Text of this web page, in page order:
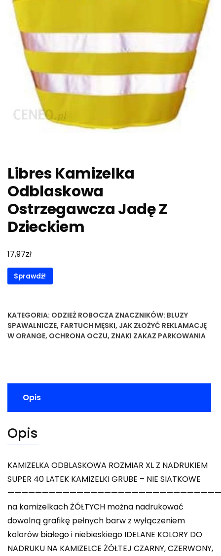
Libres Kamizelka
Odblaskowa
Ostrzegawcza Jadę Z
Dzieckiem
17,97zł
Sprawdź!
KATEGORIA: ODZIEŻ ROBOCZA ZNACZNIKÓW: BLUZY
SPAWALNICZE, FARTUCH MĘSKI, JAK ZŁOŻYĆ REKLAMACJĘ
W ORANGE, OCHRONA OCZU, ZNAKI ZAKAZ PARKOWANIA
Opis
Opis
KAMIZELKA ODBLASKOWA ROZMIAR XL Z NADRUKIEM
SUPER 40 LATEK KAMIZELKI GRUBE – NIE SIATKOWE
na kamizelkach ŻÓŁTYCH można nadrukować
dowolną grafikę pełnych barw z wyłączeniem
kolorów białego i niebieskiego IDELANE KOLORY DO
NADRUKU NA KAMIZELCE ŻÓŁTEJ CZARNY, CZERWONY,